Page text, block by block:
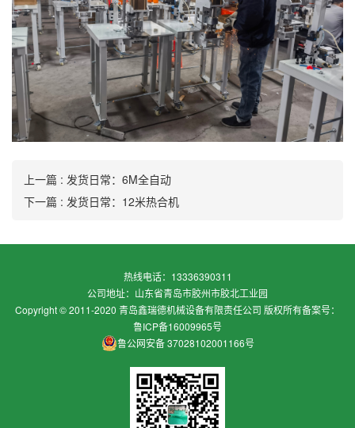
上一篇 : 发货日常：6M全自动
下一篇 : 发货日常：12米热合机
热线电话：13336390311
公司地址：山东省青岛市胶州市胶北工业园
Copyright © 2011-2020 青岛鑫瑞德机械设备有限责任公司 版权所有备案号：
鲁ICP备16009965号
鲁公网安备 37028102001166号